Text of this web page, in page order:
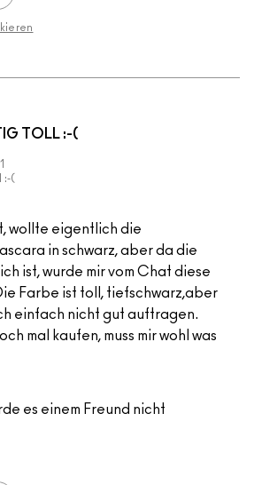
TOLL :-(
:-(
wollte eigentlich die
in schwarz, aber da die
ist, wurde mir vom Chat diese
Farbe ist toll, tiefschwarz,aber
einfach nicht gut auftragen.
mal kaufen, muss mir wohl was
es einem Freund nicht